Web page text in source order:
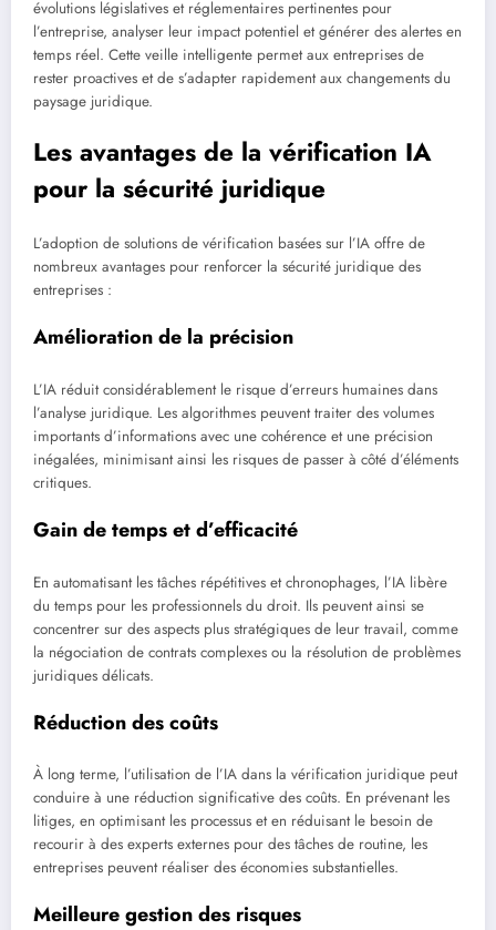
évolutions législatives et réglementaires pertinentes pour
l’entreprise, analyser leur impact potentiel et générer des alertes en
temps réel. Cette veille intelligente permet aux entreprises de
rester proactives et de s’adapter rapidement aux changements du
paysage juridique.
Les avantages de la vérification IA
pour la sécurité juridique
L’adoption de solutions de vérification basées sur l’IA offre de
nombreux avantages pour renforcer la sécurité juridique des
entreprises :
Amélioration de la précision
L’IA réduit considérablement le risque d’erreurs humaines dans
l’analyse juridique. Les algorithmes peuvent traiter des volumes
importants d’informations avec une cohérence et une précision
inégalées, minimisant ainsi les risques de passer à côté d’éléments
critiques.
Gain de temps et d’efficacité
En automatisant les tâches répétitives et chronophages, l’IA libère
du temps pour les professionnels du droit. Ils peuvent ainsi se
concentrer sur des aspects plus stratégiques de leur travail, comme
la négociation de contrats complexes ou la résolution de problèmes
juridiques délicats.
Réduction des coûts
À long terme, l’utilisation de l’IA dans la vérification juridique peut
conduire à une réduction significative des coûts. En prévenant les
litiges, en optimisant les processus et en réduisant le besoin de
recourir à des experts externes pour des tâches de routine, les
entreprises peuvent réaliser des économies substantielles.
Meilleure gestion des risques